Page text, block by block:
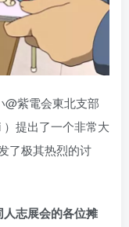
@紫電会東北支部
提出了一个非常大
了极其热烈的讨
志展会的各位摊